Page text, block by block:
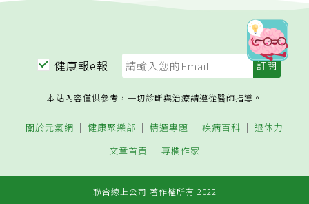
健康報e報
本站內容僅供參考，一切診斷與治療請遵從醫師指導。
關於元氣網 健康聚樂部 精選專題 疾病百科
退休力
文章首頁
專欄作家
聯合線上公司 著作權所有 2022